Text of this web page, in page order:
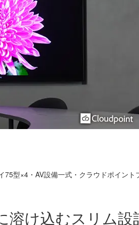
型×4・AV設備一式・クラウドポイント
溶け込むスリム